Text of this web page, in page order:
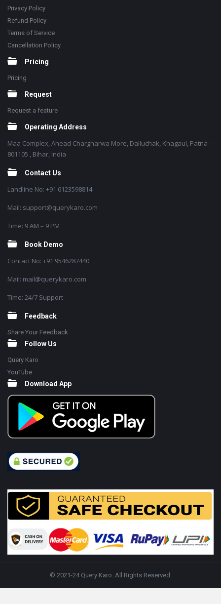
Privacy Policy
Refund Policy
Terms of Service
Cancellation Policy
Pricing
Pricing
Request
Request a feature
Operating Address
Maa Complex, Ahead Chargharwa More, Dalluchak, Khagaul, Patna –
801105 , Bihar, India
Contact Us
Landline No: +91 6123598814
Mail: support@querykaro.com
Time: 9 AM – 9 PM
Book Demo
Contact No: +91 9546287440
Mail: mail@querykaro.com
Time: 24/7 Support
Feedback
Share Your Feedback
Follow Us
Query Karo
YouTube
Download App
© 2021-24 Query Karo. All Rights Reserved.